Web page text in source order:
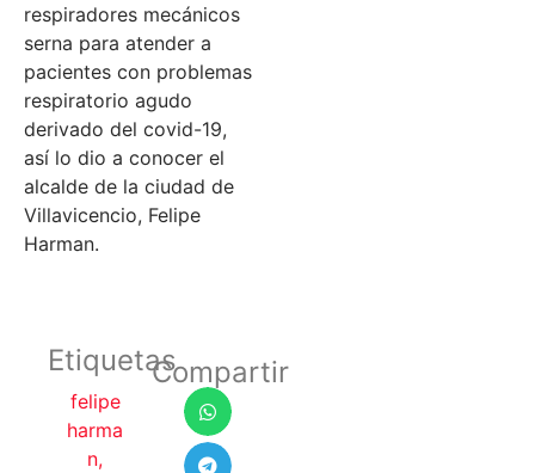
respiradores mecánicos
serna para atender a
pacientes con problemas
respiratorio agudo
derivado del covid-19,
así lo dio a conocer el
alcalde de la ciudad de
Villavicencio, Felipe
Harman.
Etiquetas
felipe
harma
n,
Compartir